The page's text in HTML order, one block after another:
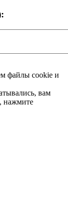
файлы cookie и
вам
нажмите